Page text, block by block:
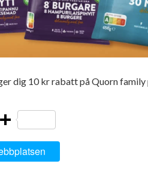
dig 10 kr rabatt på Quorn family
CopyDela